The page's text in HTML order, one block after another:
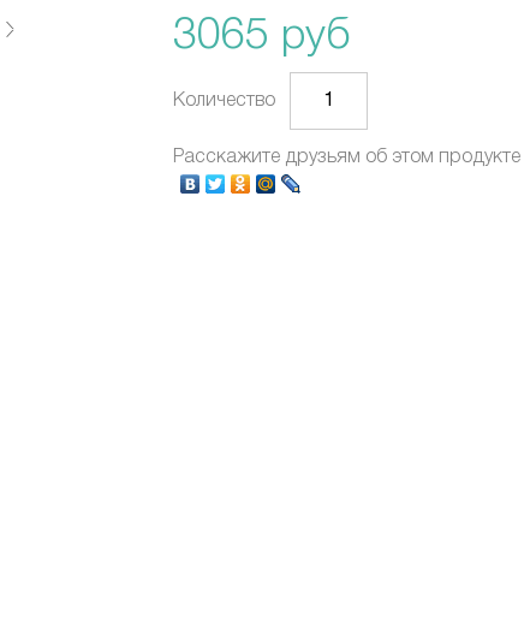
3065 руб
Количество
Расскажите друзьям об этом продукте